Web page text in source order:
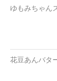
文具・雑貨
ゆもみちゃん
花豆あんバタ